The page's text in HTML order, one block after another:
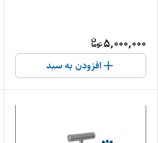
5,000,000
افزودن به سبد